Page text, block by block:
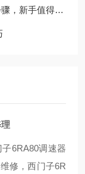
手值得借鉴！
6RA80调速器
修，西门子6R